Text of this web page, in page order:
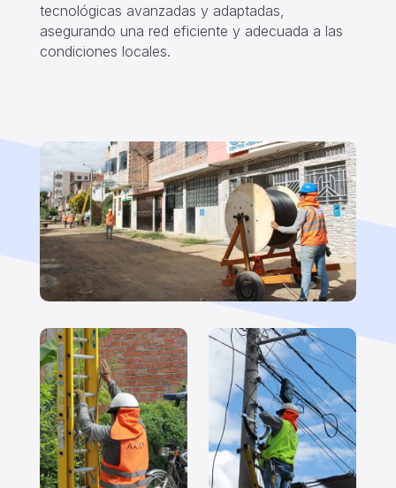
tecnológicas avanzadas y adaptadas,
asegurando una red eficiente y adecuada a las
condiciones locales.